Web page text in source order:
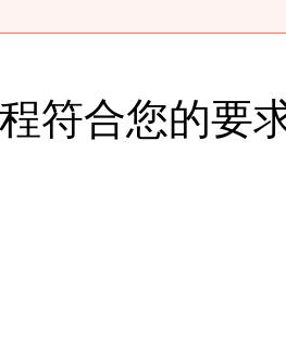
符合您的要